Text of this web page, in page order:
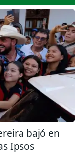
bajó en
Ipsos